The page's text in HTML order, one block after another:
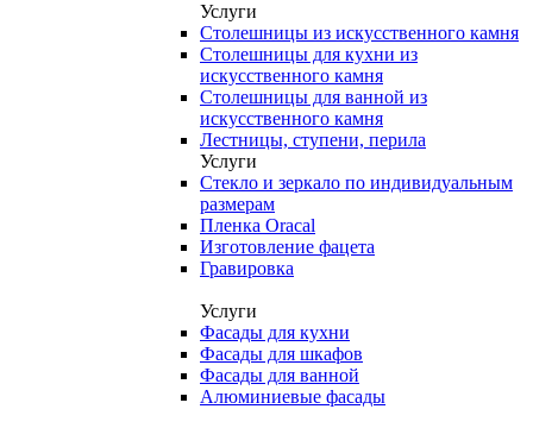
Услуги
Столешницы из искусственного камня
Столешницы для кухни из
искусственного камня
Столешницы для ванной из
искусственного камня
Лестницы, ступени, перила
Услуги
Стекло и зеркало по индивидуальным
размерам
Пленка Oracal
Изготовление фацета
Гравировка
Услуги
Фасады для кухни
Фасады для шкафов
Фасады для ванной
Алюминиевые фасады